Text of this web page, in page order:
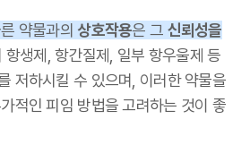
약물과의 상호작용은 그 신뢰성을
항생제, 항간질제, 일부 항우울제 등
저하시킬 수 있으며, 이러한 약물을
적인 피임 방법을 고려하는 것이 좋